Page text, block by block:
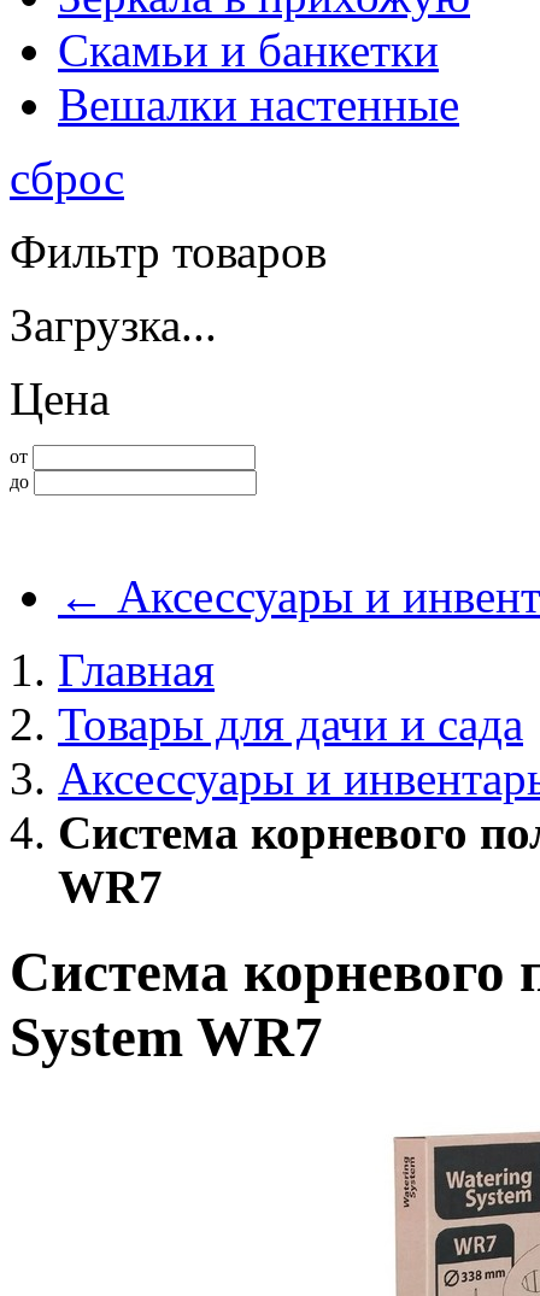
Скамьи и банкетки
Вешалки настенные
сброс
Фильтр товаров
Загрузка...
Цена
от
до
← Аксессуары и
Главная
Товары для дачи и сада
Аксессуары и
Система корневого
WR7
Система корневого
System WR7